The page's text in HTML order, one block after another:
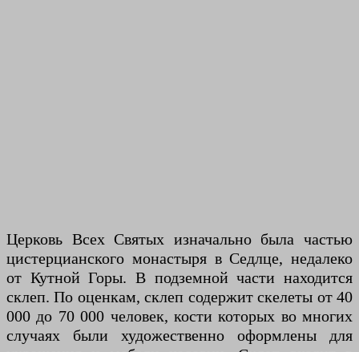
Церковь Всех Святых изначально была частью
цистерцианского монастыря в Седлце, недалеко
от Кутной Горы. В подземной части находится
склеп. По оценкам, склеп содержит скелеты от 40
000 до 70 000 человек, кости которых во многих
случаях были художественно оформлены для